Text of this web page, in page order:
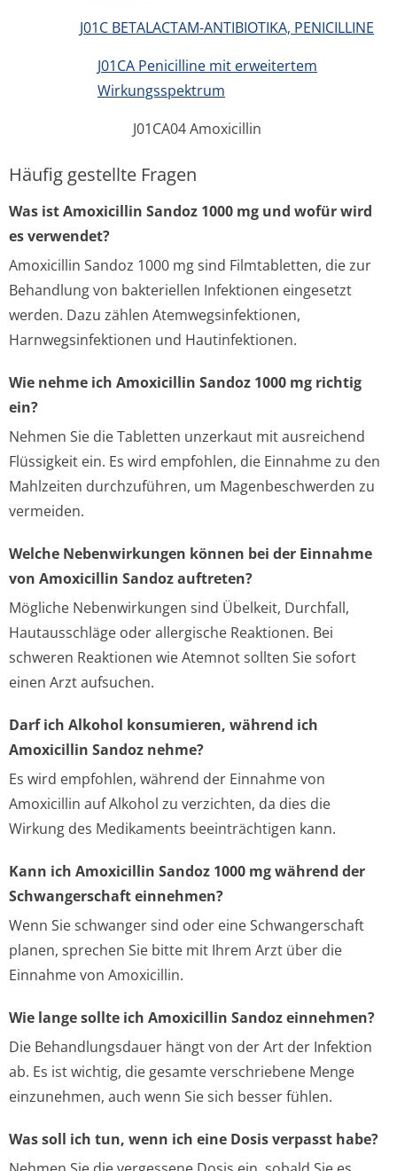
J01C BETALACTAM-ANTIBIOTIKA, PENICILLINE
J01CA Penicilline mit erweitertem
Wirkungsspektrum
J01CA04 Amoxicillin
Häufig gestellte Fragen
Was ist Amoxicillin Sandoz 1000 mg und wofür wird
es verwendet?
Amoxicillin Sandoz 1000 mg sind Filmtabletten, die zur
Behandlung von bakteriellen Infektionen eingesetzt
werden. Dazu zählen Atemwegsinfektionen,
Harnwegsinfektionen und Hautinfektionen.
Wie nehme ich Amoxicillin Sandoz 1000 mg richtig
ein?
Nehmen Sie die Tabletten unzerkaut mit ausreichend
Flüssigkeit ein. Es wird empfohlen, die Einnahme zu den
Mahlzeiten durchzuführen, um Magenbeschwerden zu
vermeiden.
Welche Nebenwirkungen können bei der Einnahme
von Amoxicillin Sandoz auftreten?
Mögliche Nebenwirkungen sind Übelkeit, Durchfall,
Hautausschläge oder allergische Reaktionen. Bei
schweren Reaktionen wie Atemnot sollten Sie sofort
einen Arzt aufsuchen.
Darf ich Alkohol konsumieren, während ich
Amoxicillin Sandoz nehme?
Es wird empfohlen, während der Einnahme von
Amoxicillin auf Alkohol zu verzichten, da dies die
Wirkung des Medikaments beeinträchtigen kann.
Kann ich Amoxicillin Sandoz 1000 mg während der
Schwangerschaft einnehmen?
Wenn Sie schwanger sind oder eine Schwangerschaft
planen, sprechen Sie bitte mit Ihrem Arzt über die
Einnahme von Amoxicillin.
Wie lange sollte ich Amoxicillin Sandoz einnehmen?
Die Behandlungsdauer hängt von der Art der Infektion
ab. Es ist wichtig, die gesamte verschriebene Menge
einzunehmen, auch wenn Sie sich besser fühlen.
Was soll ich tun, wenn ich eine Dosis verpasst habe?